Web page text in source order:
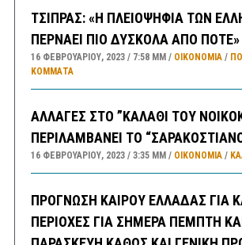
ΤΣΙΠΡΑΣ: «Η ΠΛΕΙΟΨΗΦΙΑ ΤΩΝ
ΠΕΡΝΑΕΙ ΠΙΟ ΔΥΣΚΟΛΑ ΑΠΟ ΠΟΤΕ»
16 ΦΕΒΡΟΥΑΡΊΟΥ, 2023 7:58 ΜΜ ΟΙΚΟΝΟΜΙΑ/
ΚΌΜΜΑΤΑ
ΑΛΛΑΓΕΣ ΣΤΟ ”ΚΑΛΑΘΙ ΤΟΥ
ΠΕΡΙΛΑΜΒΑΝΕΙ ΤΟ
16 ΦΕΒΡΟΥΑΡΊΟΥ, 2023 3:35 ΜΜ ΟΙΚΟΝΟΜΙΑ/
ΠΡΟΓΝΩΣΗ ΚΑΙΡΟΥ ΕΛΛΑΔΑΣ ΓΙΑ
ΠΕΡΙΟΧΕΣ ΓΙΑ ΣΗΜΕΡΑ ΠΕΜΠΤΗ